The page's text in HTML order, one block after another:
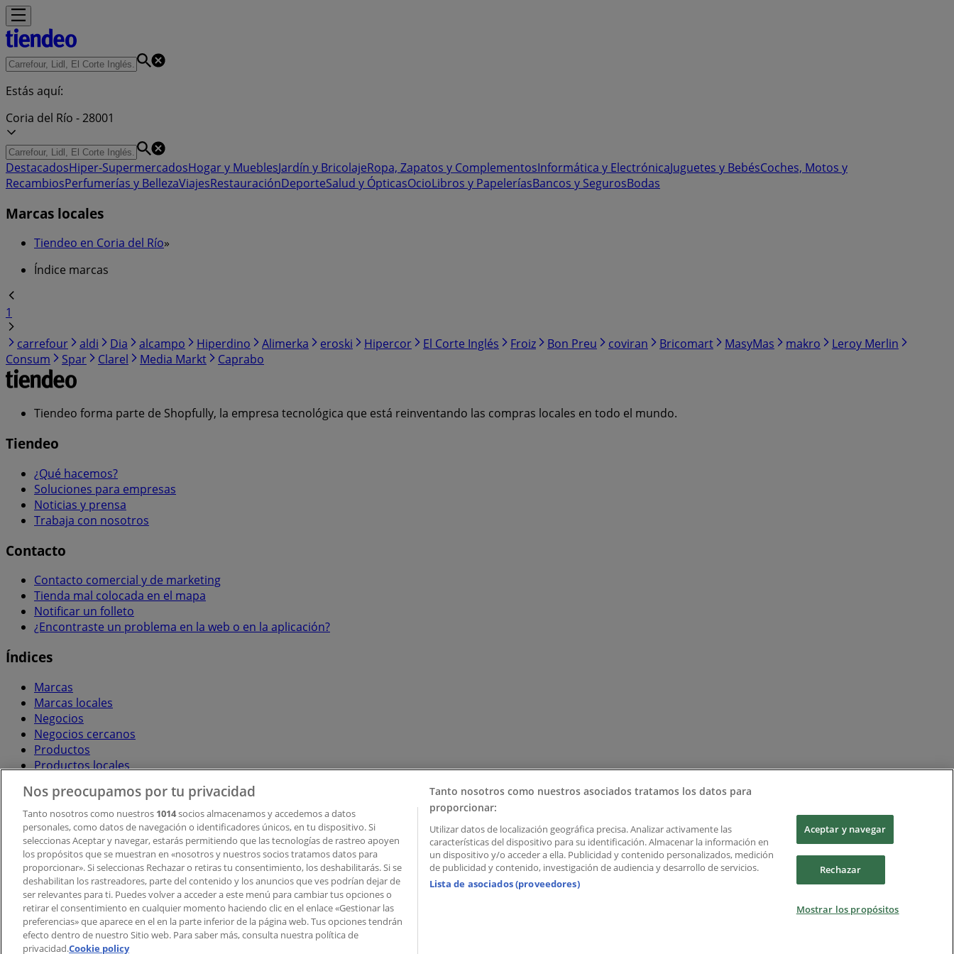
Estás aquí:
Coria del Río - 28001
DestacadosHiper-SupermercadosHogar y MueblesJardín y BricolajeRopa, Zapatos y ComplementosInformática y ElectrónicaJuguetes y BebésCoches, Motos y
RecambiosPerfumerías y BellezaViajesRestauraciónDeporteSalud y ÓpticasOcioLibros y PapeleríasBancos y SegurosBodas
Marcas locales
Tiendeo en Coria del Río»
Índice marcas
1
carrefour
aldi Dia alcampo Hiperdino Alimerka eroski Hipercor El Corte Inglés Froiz Bon Preu coviran Bricomart MasyMas makro
Leroy Merlin
Consum
Spar Clarel Media Markt Caprabo
Tiendeo forma parte de Shopfully, la empresa tecnológica que está reinventando las compras locales en todo el mundo.
Tiendeo
¿Qué hacemos?
Soluciones para empresas
Noticias y prensa
Trabaja con nosotros
Contacto
Contacto comercial y de marketing
Tienda mal colocada en el mapa
Notificar un folleto
¿Encontraste un problema en la web o en la aplicación?
Índices
Marcas
Marcas locales
Negocios
Negocios cercanos
Productos
Productos locales
Descargar la APP Tiendeo
Copyright © Tiendeo ® 2026 · Shopfully Marketing S.L.U. – Palau de Mar – 08039 Barcelona, Spain
Términos y condicionesPolítica de privacidad
Nos preocupamos por tu privacidad
Tanto nosotros como nuestros 1014socios almacenamos y accedemos a datos
personales, como datos de navegación o identificadores únicos, en tu dispositivo. Si
seleccionas Aceptar y navegar, estarás permitiendo que las tecnologías de rastreo apoyen
los propósitos que se muestran en «nosotros y nuestros socios tratamos datos para
proporcionar». Si seleccionas Rechazar o retiras tu consentimiento, los deshabilitarás. Si se
deshabilitan los rastreadores, parte del contenido y los anuncios que ves podrían dejar de
ser relevantes para ti. Puedes volver a acceder a este menú para cambiar tus opciones o
retirar el consentimiento en cualquier momento haciendo clic en el enlace «Gestionar las
preferencias» que aparece en el en la parte inferior de la página web. Tus opciones tendrán
efecto dentro de nuestro Sitio web. Para saber más, consulta nuestra política de
privacidad.Cookie policy
Tanto nosotros como nuestros asociados tratamos los datos para
proporcionar:
Utilizar datos de localización geográfica precisa. Analizar activamente las
características del dispositivo para su identificación. Almacenar la información en
un dispositivo y/o acceder a ella. Publicidad y contenido personalizados, medición
de publicidad y contenido, investigación de audiencia y desarrollo de servicios.
Lista de asociados (proveedores)
Aceptar y navegar
Rechazar
Mostrar los propósitos